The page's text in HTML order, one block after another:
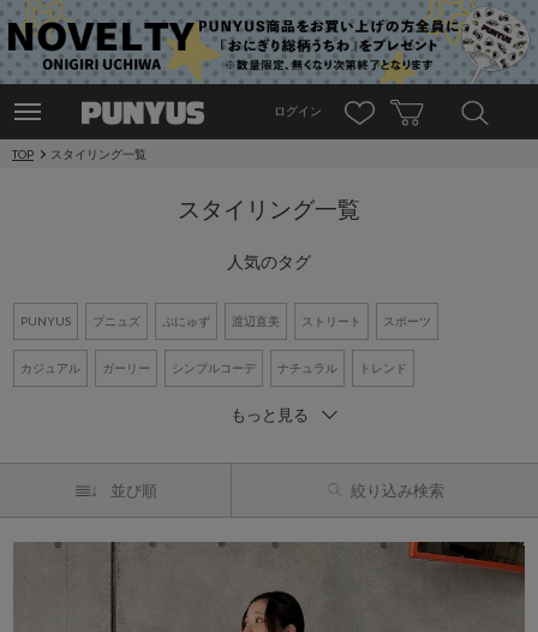
ログイン
TOP スタイリング一覧
スタイリング一覧
人気のタグ
PUNYUS プニュズ ぷにゅず 渡辺直美 ストリート スポーツ
カジュアル ガーリー シンプルコーデ ナチュラル トレンド
再入荷アイテム
ビッグシルエット Tシャツ デニム ワンピース シャツコーデ
もっと見る
並び順 絞り込み検索